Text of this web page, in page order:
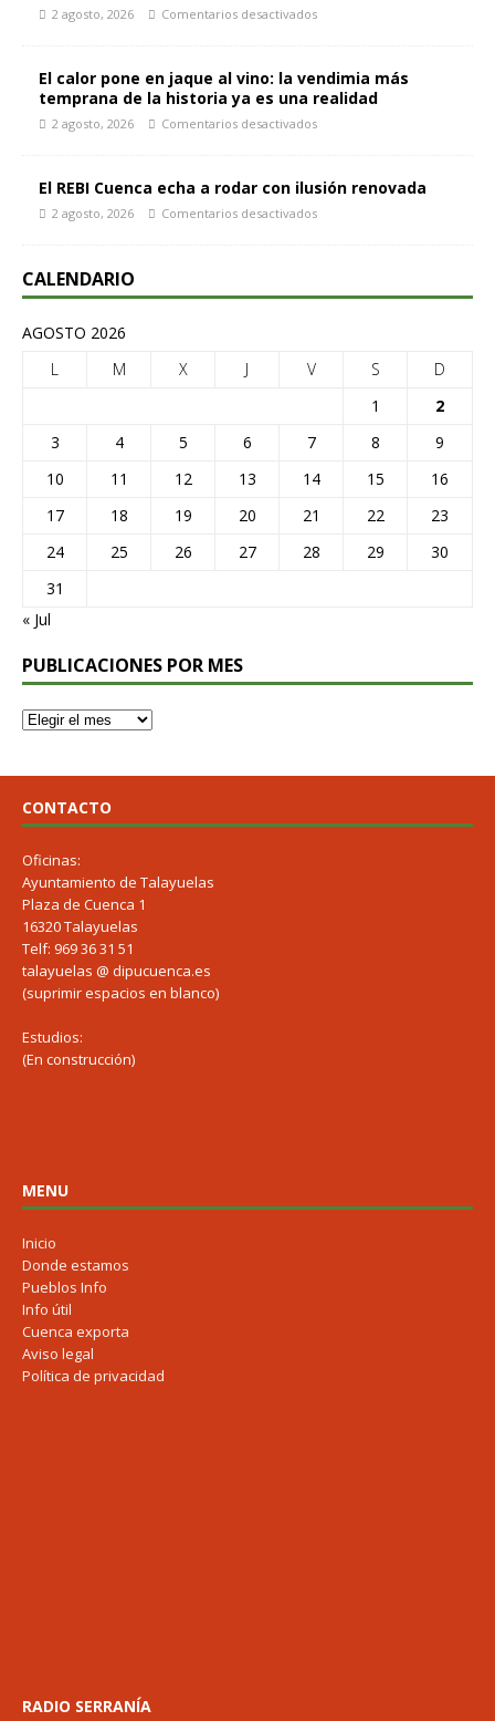
2 agosto, 2026 Comentarios desactivados
El calor pone en jaque al vino: la vendimia más
temprana de la historia ya es una realidad
2 agosto, 2026 Comentarios desactivados
El REBI Cuenca echa a rodar con ilusión renovada
2 agosto, 2026 Comentarios desactivados
CALENDARIO
AGOSTO 2026
L
M X J V S
D
1
2
3
4 5 6 7 8
9
10
11 12 13 14 15
16
17
18 19 20 21 22
23
24
25 26 27 28 29
30
31
« Jul
PUBLICACIONES POR MES
CONTACTO
Oficinas:
Ayuntamiento de Talayuelas
Plaza de Cuenca 1
16320 Talayuelas
Telf: 969 36 31 51
talayuelas @ dipucuenca.es
(suprimir espacios en blanco)
Estudios:
(En construcción)
MENU
Inicio
Donde estamos
Pueblos Info
Info útil
Cuenca exporta
Aviso legal
Política de privacidad
RADIO SERRANÍA